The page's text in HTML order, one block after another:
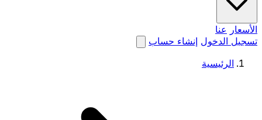
الأسعار عنا
تسجيل الدخول إنشاء حساب
الرئيسية